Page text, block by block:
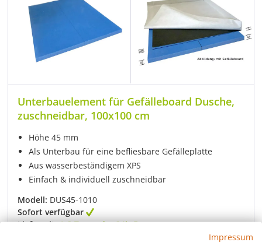
Unterbauelement für Gefälleboard Dusche,
zuschneidbar, 100x100 cm
Höhe 45 mm
Als Unterbau für eine befliesbare Gefälleplatte
Aus wasserbeständigem XPS
Einfach & individuell zuschneidbar
Modell: DUS45-1010
Sofort verfügbar
Lieferzeit:1-3 Tage oder 24h-Express
Impressum